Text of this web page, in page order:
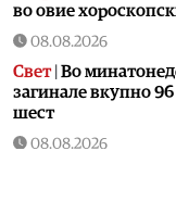
во овие
08.08.2026
Свет| Во
загинале вкупно
шест
08.08.2026